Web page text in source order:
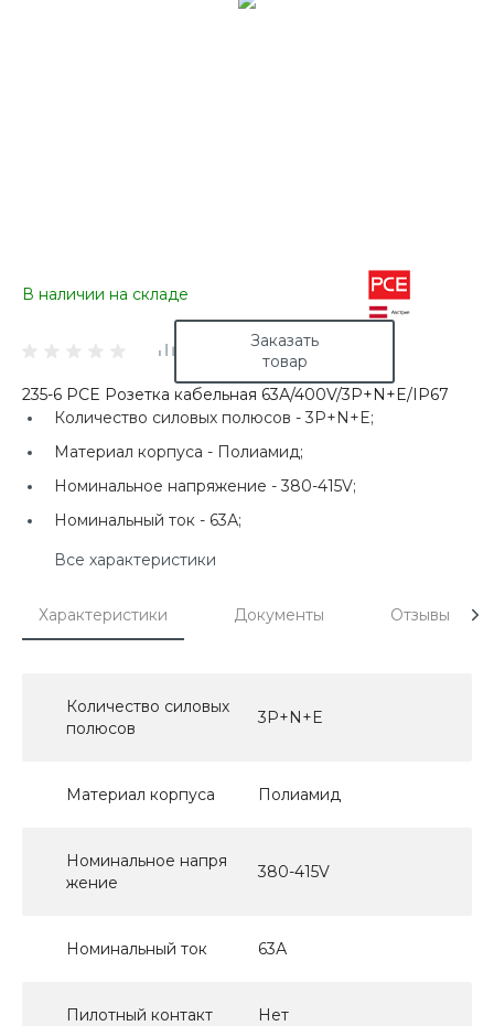
В наличии на складе
Заказать
товар
235-6 PCE Розетка кабельная 63А/400V/3P+N+E/IP67
Количество силовых полюсов - 3P+N+E;
Материал корпуса - Полиамид;
Номинальное напряжение - 380-415V;
Номинальный ток - 63А;
Все характеристики
Характеристики Документы Отзывы
Количество силовых
полюсов
3P+N+E
Материал корпуса Полиамид
Номинальное напря
жение
380-415V
Номинальный ток 63А
Пилотный контакт Нет